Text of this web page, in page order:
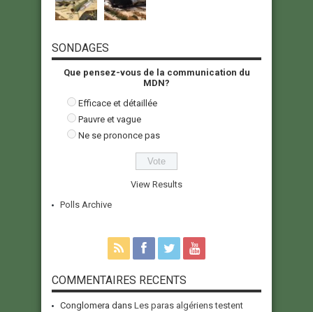
SONDAGES
Que pensez-vous de la communication du
MDN?
Efficace et détaillée
Pauvre et vague
Ne se prononce pas
View Results
Polls Archive
COMMENTAIRES RECENTS
Conglomera dans Les paras algériens testent